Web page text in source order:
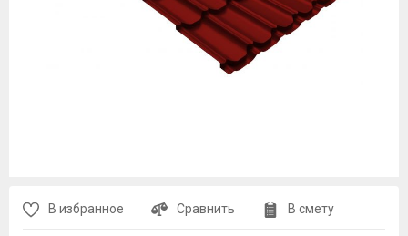
В избранное Сравнить В смету